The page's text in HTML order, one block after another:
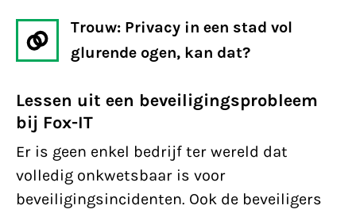
Trouw: Privacy in een stad vol
glurende ogen, kan dat?
Lessen uit een beveiligingsprobleem
bij Fox-IT
Er is geen enkel bedrijf ter wereld dat
volledig onkwetsbaar is voor
beveiligingsincidenten. Ook de beveiligers